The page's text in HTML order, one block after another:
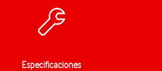
Especificaciones